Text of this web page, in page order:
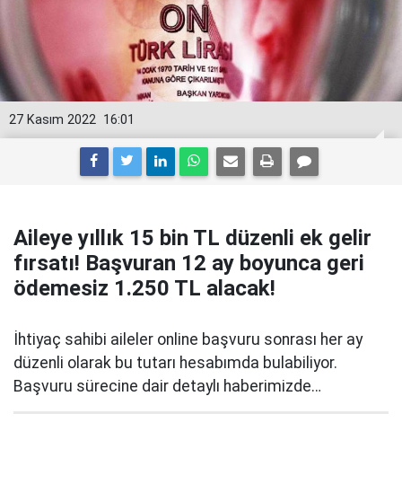
16:01
27 Kasım 2022
Aileye yıllık 15 bin TL düzenli ek gelir
fırsatı! Başvuran 12 ay boyunca geri
ödemesiz 1.250 TL alacak!
İhtiyaç sahibi aileler online başvuru sonrası her ay
düzenli olarak bu tutarı hesabımda bulabiliyor.
Başvuru sürecine dair detaylı haberimizde…